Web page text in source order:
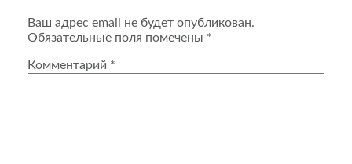
Ваш адрес email не будет опубликован.
Обязательные поля помечены *
Комментарий *